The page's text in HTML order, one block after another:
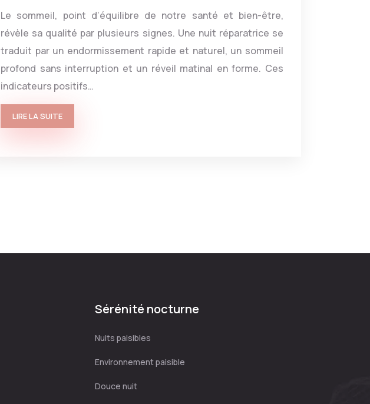
Le sommeil, point d’équilibre de notre santé et bien-être,
révèle sa qualité par plusieurs signes. Une nuit réparatrice se
traduit par un endormissement rapide et naturel, un sommeil
profond sans interruption et un réveil matinal en forme. Ces
indicateurs positifs…
LIRE LA SUITE
Sérénité nocturne
Nuits paisibles
Environnement paisible
Douce nuit